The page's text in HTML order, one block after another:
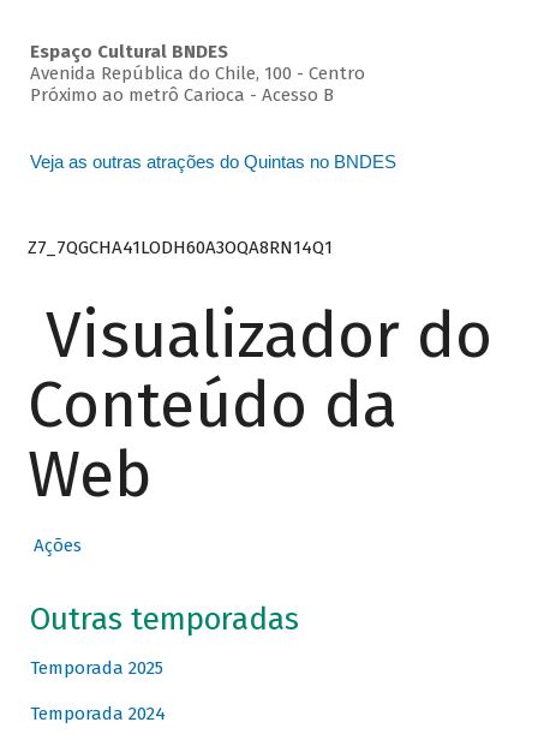
Espaço Cultural BNDES
Avenida República do Chile, 100 - Centro
Próximo ao metrô Carioca - Acesso B
Veja as outras atrações do Quintas no BNDES
Z7_7QGCHA41LODH60A3OQA8RN14Q1
Visualizador do
Conteúdo da
Web
Ações
Outras temporadas
Temporada 2025
Temporada 2024